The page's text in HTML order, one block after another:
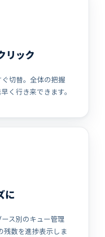
リック
切替。全体の把握
く行き来できます。
に
ス別のキュー管理
残数を進捗表示しま